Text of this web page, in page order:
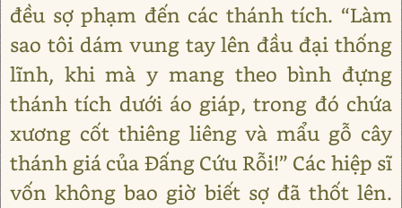
đều sợ phạm đến các thánh tích. “Làm
sao tôi dám vung tay lên đầu đại thống
lĩnh, khi mà y mang theo bình đựng
thánh tích dưới áo giáp, trong đó chứa
xương cốt thiêng liêng và mẩu gỗ cây
thánh giá của Đấng Cứu Rỗi!” Các hiệp sĩ
vốn không bao giờ biết sợ đã thốt lên.